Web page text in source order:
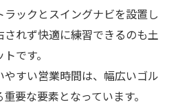
ックとスイングナビを設置し
れず快適に練習できるのも土
です。
やすい営業時間は、幅広いゴル
要な要素となっています。